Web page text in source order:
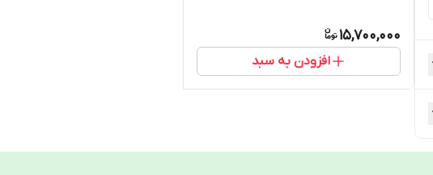
15,700,000
افزودن به سبد